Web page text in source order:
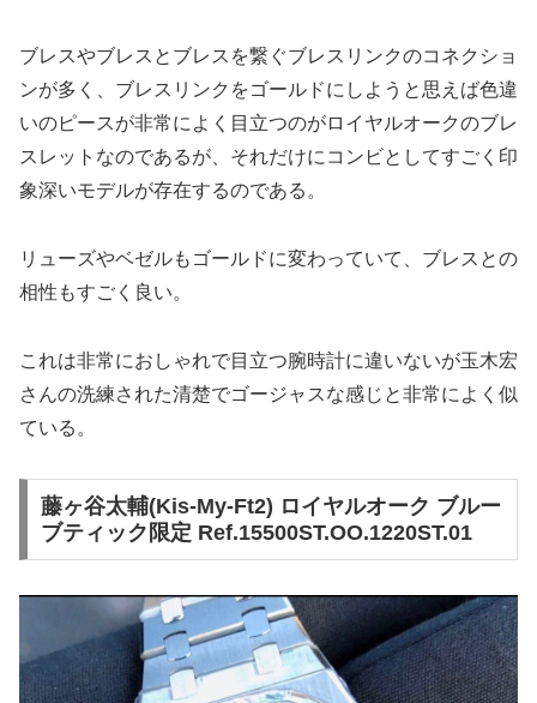
ブレスやブレスとブレスを繋ぐブレスリンクのコネクショ
ンが多く、ブレスリンクをゴールドにしようと思えば色違
いのピースが非常によく目立つのがロイヤルオークのブレ
スレットなのであるが、それだけにコンビとしてすごく印
象深いモデルが存在するのである。
リューズやベゼルもゴールドに変わっていて、ブレスとの
相性もすごく良い。
これは非常におしゃれで目立つ腕時計に違いないが玉木宏
さんの洗練された清楚でゴージャスな感じと非常によく似
ている。
藤ヶ谷太輔(Kis-My-Ft2) ロイヤルオーク ブルー
ブティック限定 Ref.15500ST.OO.1220ST.01